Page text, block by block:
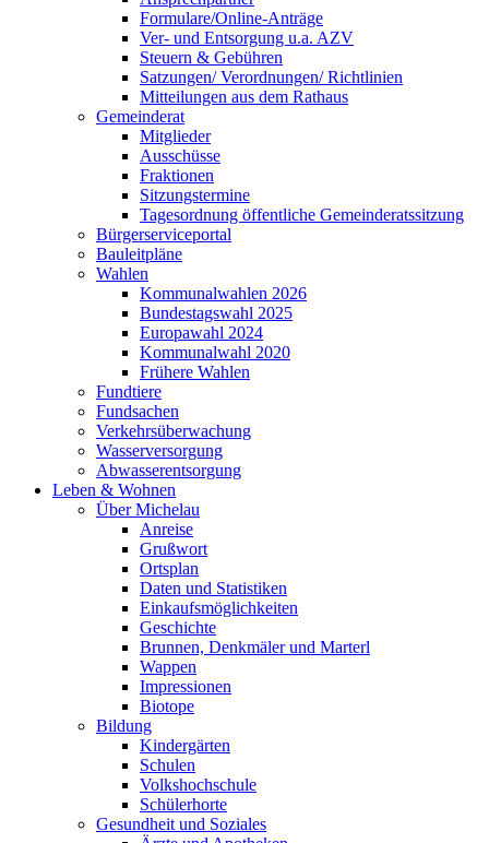
Formulare/Online-Anträge
Ver- und Entsorgung u.a. AZV
Steuern & Gebühren
Satzungen/ Verordnungen/ Richtlinien
Mitteilungen aus dem Rathaus
Gemeinderat
Mitglieder
Ausschüsse
Fraktionen
Sitzungstermine
Tagesordnung öffentliche Gemeinderatssitzung
Bürgerserviceportal
Bauleitpläne
Wahlen
Kommunalwahlen 2026
Bundestagswahl 2025
Europawahl 2024
Kommunalwahl 2020
Frühere Wahlen
Fundtiere
Fundsachen
Verkehrsüberwachung
Wasserversorgung
Abwasserentsorgung
Leben & Wohnen
Über Michelau
Anreise
Grußwort
Ortsplan
Daten und Statistiken
Einkaufsmöglichkeiten
Geschichte
Brunnen, Denkmäler und Marterl
Wappen
Impressionen
Biotope
Bildung
Kindergärten
Schulen
Volkshochschule
Schülerhorte
Gesundheit und Soziales